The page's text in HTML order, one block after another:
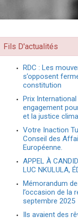
Fils D'actualités
RDC : Les
s’opposent
constitution
Prix
engagement
et la justice
Votre Inaction
Conseil des
Européenne.
APPEL À
LUC NKULULA,
Mémorandum
l’occasion de la
septembre 2025
Ils avaient des